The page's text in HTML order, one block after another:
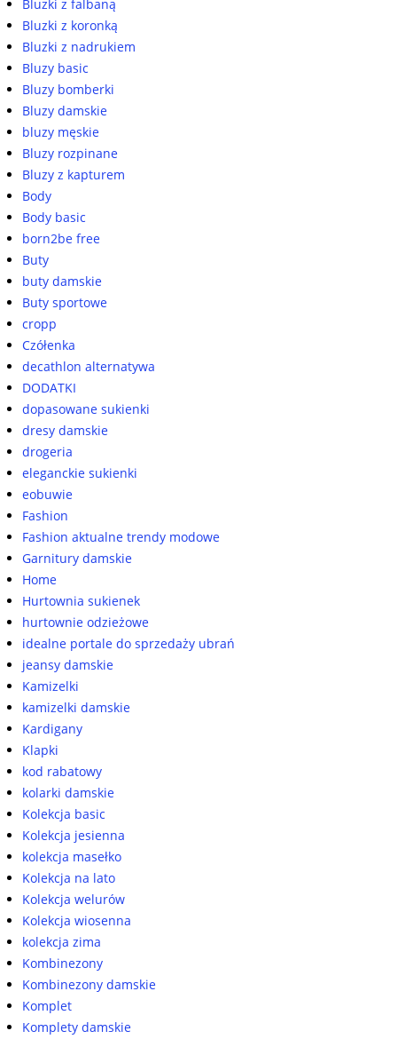
Bluzki z falbaną
Bluzki z koronką
Bluzki z nadrukiem
Bluzy basic
Bluzy bomberki
Bluzy damskie
bluzy męskie
Bluzy rozpinane
Bluzy z kapturem
Body
Body basic
born2be free
Buty
buty damskie
Buty sportowe
cropp
Czółenka
decathlon alternatywa
DODATKI
dopasowane sukienki
dresy damskie
drogeria
eleganckie sukienki
eobuwie
Fashion
Fashion aktualne trendy modowe
Garnitury damskie
Home
Hurtownia sukienek
hurtownie odzieżowe
idealne portale do sprzedaży ubrań
jeansy damskie
Kamizelki
kamizelki damskie
Kardigany
Klapki
kod rabatowy
kolarki damskie
Kolekcja basic
Kolekcja jesienna
kolekcja masełko
Kolekcja na lato
Kolekcja welurów
Kolekcja wiosenna
kolekcja zima
Kombinezony
Kombinezony damskie
Komplet
Komplety damskie